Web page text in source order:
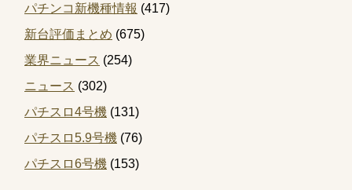
パチンコ新機種情報 (417)
新台評価まとめ (675)
業界ニュース (254)
ニュース (302)
パチスロ4号機 (131)
パチスロ5.9号機 (76)
パチスロ6号機 (153)